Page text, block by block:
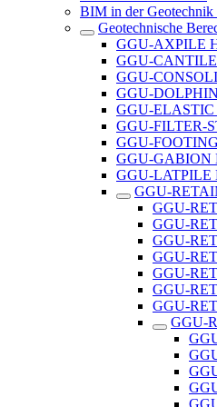
BIM in der
Geotechnische
GGU-AXPILE
GGU-
GGU-
GGU-
GGU-ELASTIC
GGU-FILTER-
GGU-
GGU-GABION
GGU-LATPILE
GGU-
GGU-
GGU-
GGU-
GGU-
GGU-
GGU-
GGU-
GGU-